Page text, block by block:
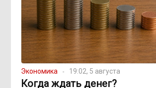
Экономика 19:02, 5 августа
Когда ждать денег?